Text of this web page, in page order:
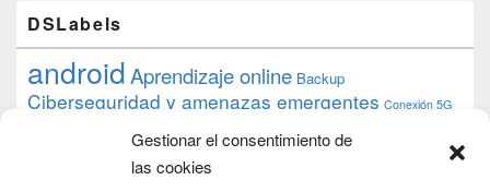
Gestionar el consentimiento de
las cookies
DSLabels
androidAprendizaje online Backup
Ciberseguridad y amenazas emergentes Conexión 5G
datos debian desarrollo web
Formación Google
iphone